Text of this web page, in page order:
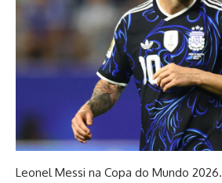
Leonel Messi na Copa do Mundo 2026.